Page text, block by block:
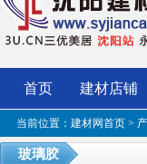
首页 建材店铺
当前位置： 建材网首页 >
玻璃胶